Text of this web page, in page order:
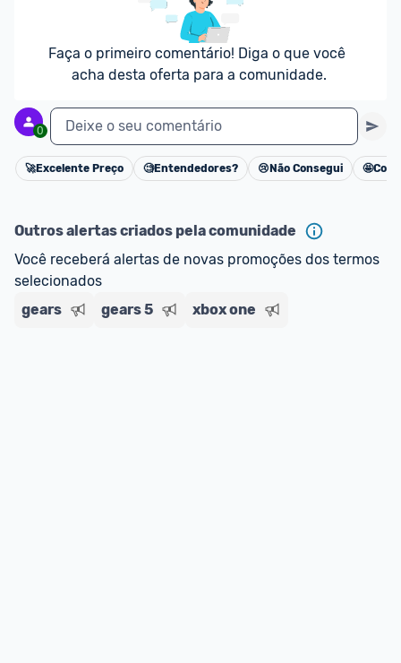
Faça o primeiro comentário! Diga o que você
acha desta oferta para a comunidade.
0 Deixe o seu comentário
Cancelar
🚀Excelente Preço 🧐Entendedores? 😢 Não Consegui 🤩
Outros alertas criados pela comunidade
Você receberá alertas de novas promoções dos termos
selecionados
gears
gears 5 xbox one